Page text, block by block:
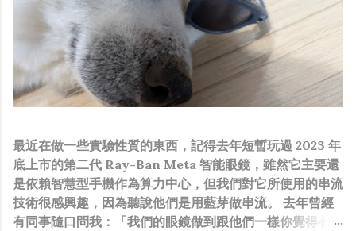
最近在做一些實驗性質的東西，記得去年短暫玩過 2023 年
底上市的第二代 Ray-Ban Meta 智能眼鏡，雖然它主要還
是依賴智慧型手機作為算力中心，但我們對它所使用的串流
技術很感興趣，因為聽說他們是用藍芽做串流。 去年曾經
有同事隨口問我：「我們的眼鏡做到跟他們一樣你覺得有可